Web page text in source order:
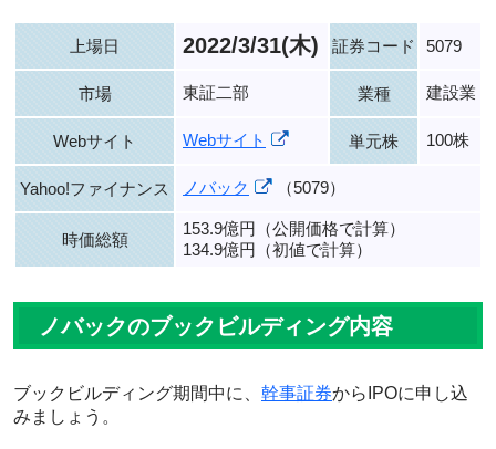
上場日 2022/3/31(木) 証券コード 5079
市場 東証二部 業種 建設業
Webサイト Webサイト 単元株 100株
Yahoo!ファイナンス ノバック （5079）
時価総額
153.9億円（公開価格で計算）
134.9億円（初値で計算）
ノバックのブックビルディング内容
ブックビルディング期間中に、 幹事証券からIPOに申し込
みましょう。